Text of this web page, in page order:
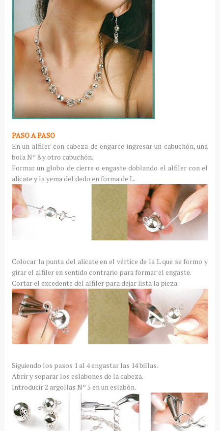
PASO A PASO
En un alfiler con cabeza de engarce ingresar un cabuchón, una
bola Nº 8 y otro cabuchón.
Formar un globo de cierre o engaste doblando el alfiler con el
alicate y la yema del dedo en forma de L.
Colocar la punta del alicate en el vértice de la L que se formo y
girar el alfiler en sentido contrario para formar el engaste.
Cortar el excedente del alfiler para dejar lista la pieza.
Siguiendo los pasos 1 al 4 engastar las 14 billas.
Abrir y separar los eslabones de la cabeza.
Introducir 2 argollas Nº 5 en un eslabón.